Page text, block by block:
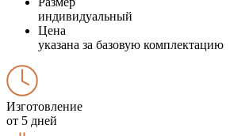
индивидуальный
Цена
указана за базовую комплектацию
Изготовление
от 5 дней